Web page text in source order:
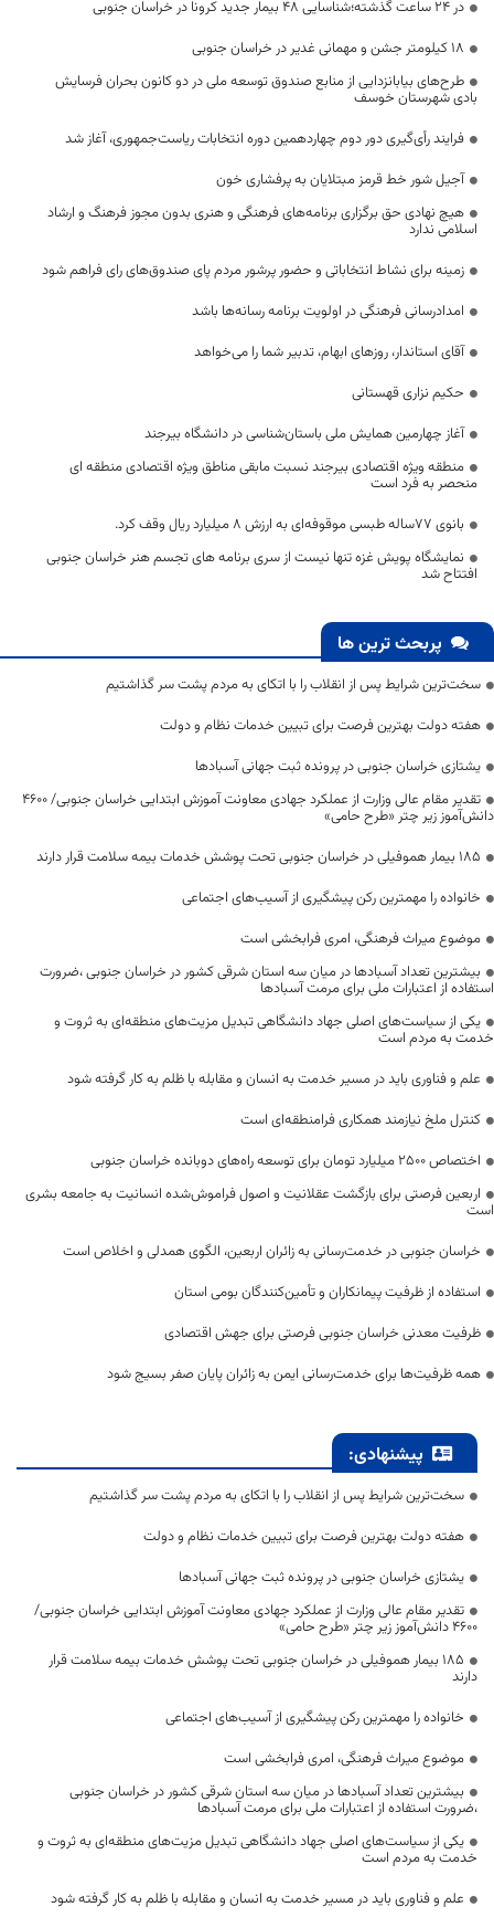
در 24 ساعت گذشته؛شناسایی 48 بیمار جدید کرونا در خراسان جنوبی
۱۸ کیلومتر جشن و مهمانی غدیر در خراسان جنوبی
طرح‌های بیابانزدایی از منابع صندوق توسعه ملی در دو کانون بحران فرسایش
بادی شهرستان خوسف
فرایند رأی‌گیری دور دوم چهاردهمین دوره انتخابات ریاست‌جمهوری، آغاز شد
آجیل شور خط قرمز مبتلایان به پرفشاری خون
هیچ نهادی حق برگزاری برنامه‌های فرهنگی و هنری بدون مجوز فرهنگ و ارشاد
اسلامی ندارد
زمینه برای نشاط انتخاباتی و حضور پرشور مردم پای صندوق‌های رای فراهم شود
امدادرسانی فرهنگی در اولویت برنامه‌ رسانه‌ها باشد
آقای استاندار، روزهای ابهام، تدبیر شما را می‌خواهد
حکیم نزاری قهستانی
آغاز چهارمین همایش ملی باستان‌شناسی در دانشگاه بیرجند
منطقه ویژه اقتصادی بیرجند نسبت مابقی مناطق ویژه اقتصادی منطقه ای
منحصر به فرد است
بانوی ۷۷ساله طبسی موقوفه‌ای به ارزش 8 میلیارد ریال وقف کرد.
نمایشگاه پویش غزه تنها نیست از سری برنامه های تجسم هنر خراسان جنوبی
افتتاح شد
پربحث ترین ها
سخت‌ترین شرایط پس از انقلاب را با اتکای به مردم پشت سر گذاشتیم
هفته دولت بهترین فرصت برای تبیین خدمات نظام و دولت
یشتازی خراسان جنوبی در پرونده ثبت جهانی آسبادها
تقدیر مقام عالی وزارت از عملکرد جهادی معاونت آموزش ابتدایی خراسان جنوبی/ ۴۶۰۰
دانش‌آموز زیر چتر «طرح حامی»
۱۸۵ بیمار هموفیلی در خراسان جنوبی تحت پوشش خدمات بیمه سلامت قرار دارند
خانواده را مهمترین رکن پیشگیری از آسیب‌های اجتماعی
موضوع میراث فرهنگی، امری فرابخشی است
بیشترین تعداد آسبادها در میان سه استان شرقی کشور در خراسان جنوبی ،ضرورت
استفاده از اعتبارات ملی برای مرمت آسبادها
یکی از سیاست‌های اصلی جهاد دانشگاهی تبدیل مزیت‌های منطقه‌ای به ثروت و
خدمت به مردم است
علم و فناوری باید در مسیر خدمت به انسان و مقابله با ظلم به کار گرفته شود
کنترل ملخ نیازمند همکاری فرامنطقه‌ای است
اختصاص 2500 میلیارد تومان برای توسعه راه‌های دوبانده خراسان جنوبی
اربعین فرصتی برای بازگشت عقلانیت و اصول فراموش‌شده انسانیت به جامعه بشری
است
خراسان جنوبی در خدمت‌رسانی به زائران اربعین، الگوی همدلی و اخلاص است
استفاده از ظرفیت پیمانکاران و تأمین‌کنندگان بومی استان
ظرفیت معدنی خراسان جنوبی فرصتی برای جهش اقتصادی
همه ظرفیت‌ها برای خدمت‌رسانی ایمن به زائران پایان صفر بسیج شود
پیشنهادی:
سخت‌ترین شرایط پس از انقلاب را با اتکای به مردم پشت سر گذاشتیم
هفته دولت بهترین فرصت برای تبیین خدمات نظام و دولت
یشتازی خراسان جنوبی در پرونده ثبت جهانی آسبادها
تقدیر مقام عالی وزارت از عملکرد جهادی معاونت آموزش ابتدایی خراسان جنوبی/
۴۶۰۰ دانش‌آموز زیر چتر «طرح حامی»
۱۸۵ بیمار هموفیلی در خراسان جنوبی تحت پوشش خدمات بیمه سلامت قرار
دارند
خانواده را مهمترین رکن پیشگیری از آسیب‌های اجتماعی
موضوع میراث فرهنگی، امری فرابخشی است
بیشترین تعداد آسبادها در میان سه استان شرقی کشور در خراسان جنوبی
،ضرورت استفاده از اعتبارات ملی برای مرمت آسبادها
یکی از سیاست‌های اصلی جهاد دانشگاهی تبدیل مزیت‌های منطقه‌ای به ثروت و
خدمت به مردم است
علم و فناوری باید در مسیر خدمت به انسان و مقابله با ظلم به کار گرفته شود